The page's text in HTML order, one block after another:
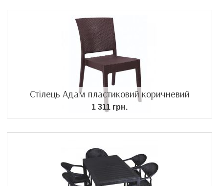
Стілець Адам пластиковий коричневий
1 311 грн.